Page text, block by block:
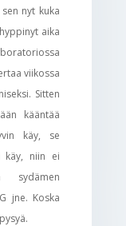
nyt kuka
aika
viikossa
Sitten
kääntää
käy, se
käy, niin ei
sydämen
jne. Koska